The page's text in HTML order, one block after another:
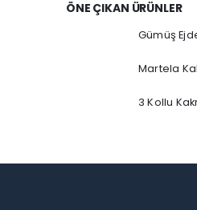
ÖNE ÇIKAN ÜRÜNLER
Gümüş